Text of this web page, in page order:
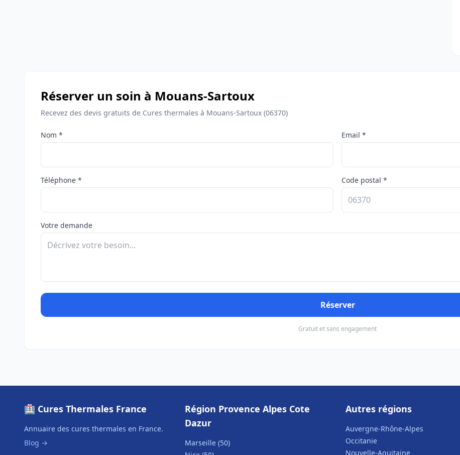
Réserver un soin à Mouans-Sartoux
Recevez des devis gratuits de Cures thermales à Mouans-Sartoux (06370)
Nom * Email *
Téléphone * Code postal *
Votre demande
Réserver
Gratuit et sans engagement
🏥 Cures Thermales France
Annuaire des cures thermales en France.
Blog →
Région Provence Alpes Cote
Dazur
Marseille (50)
Autres régions
Auvergne-Rhône-Alpes
Occitanie
Nouvelle-Aquitaine